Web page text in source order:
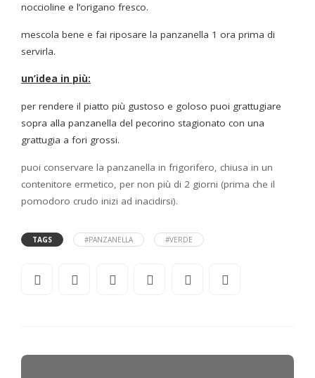
noccioline e l’origano fresco.
mescola bene e fai riposare la panzanella 1 ora prima di
servirla.
un’idea in più:
per rendere il piatto più gustoso e goloso puoi grattugiare
sopra alla panzanella del pecorino stagionato con una
grattugia a fori grossi.
puoi conservare la panzanella in frigorifero, chiusa in un
contenitore ermetico, per non più di 2 giorni (prima che il
pomodoro crudo inizi ad inacidirsi).
TAGS #PANZANELLA #VERDE